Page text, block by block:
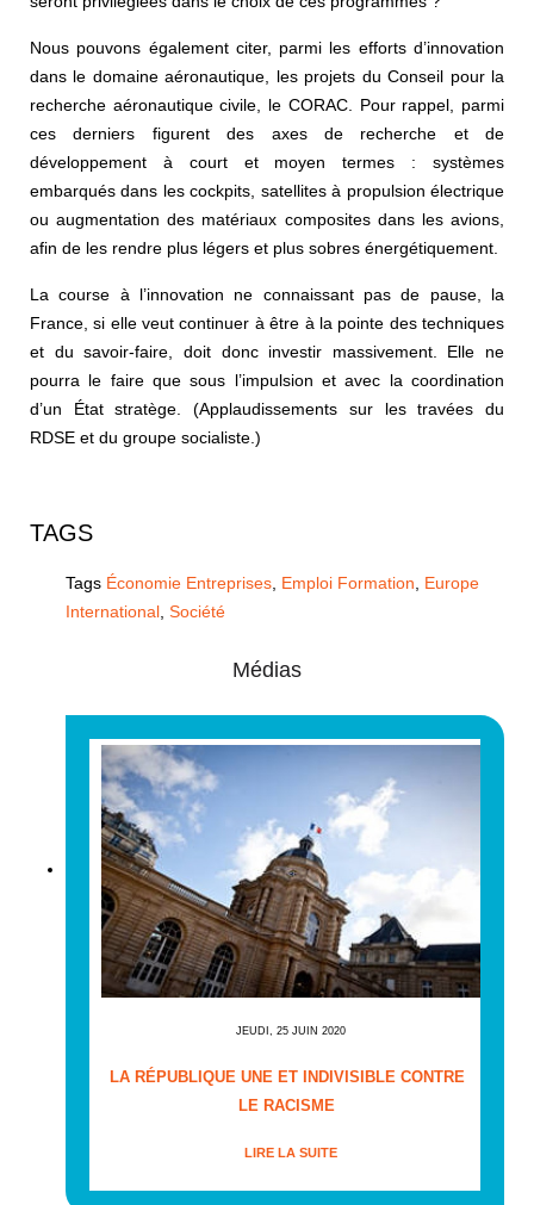
Nous pouvons également citer, parmi les efforts d’innovation
dans le domaine aéronautique, les projets du Conseil pour la
recherche aéronautique civile, le CORAC. Pour rappel, parmi
ces derniers figurent des axes de recherche et de
développement à court et moyen termes : systèmes
embarqués dans les cockpits, satellites à propulsion électrique
ou augmentation des matériaux composites dans les avions,
afin de les rendre plus légers et plus sobres énergétiquement.
La course à l’innovation ne connaissant pas de pause, la
France, si elle veut continuer à être à la pointe des techniques
et du savoir-faire, doit donc investir massivement. Elle ne
pourra le faire que sous l’impulsion et avec la coordination
d’un État stratège.(Applaudissements
sur les travées du
RDSE et du groupe socialiste.)
TAGS
Tags Économie Entreprises Emploi Formation
Europe
International Société
Médias
JEUDI, 25 JUIN 2020
LA RÉPUBLIQUE UNE ET INDIVISIBLE CONTRE
LE RACISME
LIRE LA SUITE